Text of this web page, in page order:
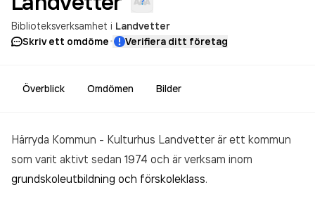
Biblioteksverksamhet i Landvetter
Skriv ett omdöme· Verifiera ditt företag
Överblick Omdömen Bilder
Härryda Kommun - Kulturhus Landvetter är ett kommun
som varit aktivt sedan 1974 och är verksam inom
grundskoleutbildning och förskoleklass.